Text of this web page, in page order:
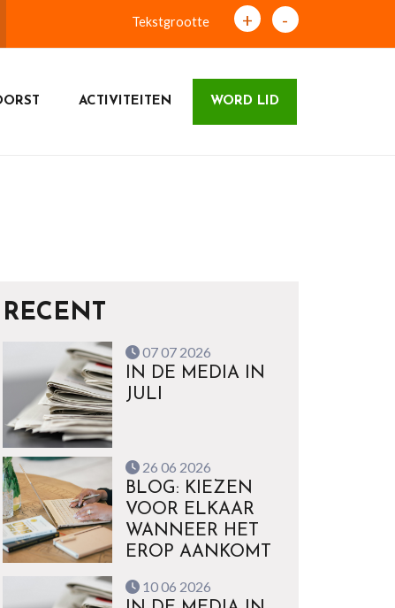
Tekstgrootte + -
ACTIVITEITEN WORD LID
RECENT
07 07 2026
IN DE MEDIA IN
JULI
26 06 2026
BLOG: KIEZEN
VOOR ELKAAR
WANNEER HET
EROP AANKOMT
10 06 2026